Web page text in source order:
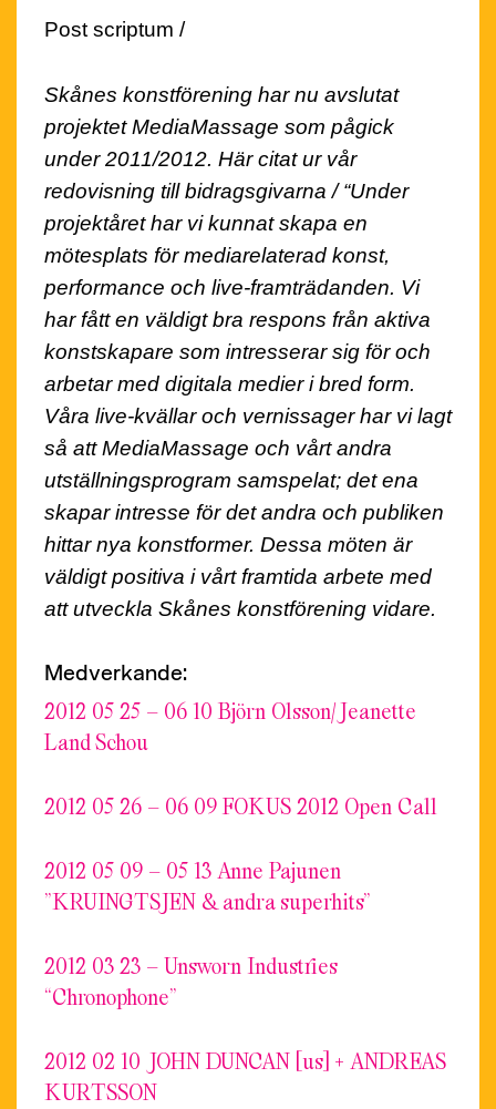
Post scriptum /
Skånes konstförening har nu avslutat
projektetMediaMassage som pågick
under 2011/2012. Här citat ur vår
redovisning till bidragsgivarna /“Under
projektåret har vi kunnat skapa en
mötesplats för mediarelaterad konst,
performance och live-framträdanden. Vi
har fått en väldigt bra respons från aktiva
konstskapare som intresserar sig för och
arbetar med digitala medier i bred form.
Våra live-kvällar och vernissager har vi lagt
så att MediaMassage och vårt andra
utställningsprogram samspelat; det ena
skapar intresse för det andra och publiken
hittar nya konstformer. Dessa möten är
väldigt positiva i vårt framtida arbete med
att utveckla Skånes konstförening vidare.
Medverkande:
2012 05 25 – 06 10 Björn Olsson/Jeanette
Land Schou
2012 05 26 – 06 09 FOKUS 2012 Open Call
2012 05 09 – 05 13 Anne Pajunen
”KRUINGTSJEN & andra superhits”
2012 03 23 – Unsworn Industries
“Chronophone”
2012 02 10 JOHN DUNCAN [us] + ANDREAS
KURTSSON